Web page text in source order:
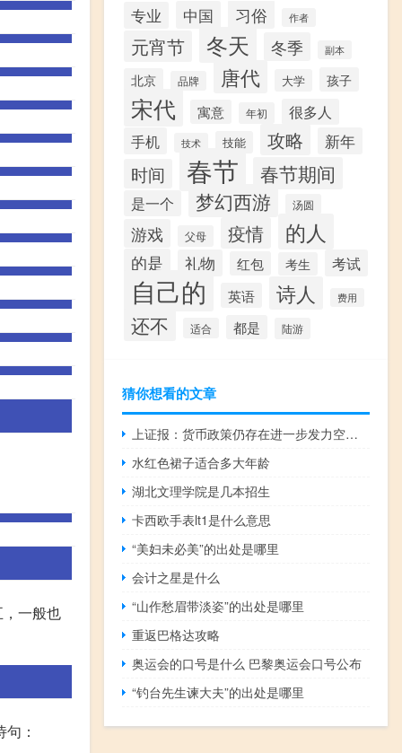
一般也
：
专业 中国 习俗 作者
元宵节 冬天 冬季 副本
北京 品牌 唐代 大学 孩子
宋代 寓意 年初 很多人
手机 技术 技能 攻略 新年
时间 春节 春节期间
是一个 梦幻西游 汤圆
游戏 父母 疫情 的人
的是 礼物 红包 考生 考试
自己的 英语 诗人 费用
还不 适合 都是 陆游
猜你想看的文章
上证报：货币政策仍存在进一步发力空间 财政政策有望发挥更重要作用
水红色裙子适合多大年龄
湖北文理学院是几本招生
卡西欧手表lt1是什么意思
“美妇未必美”的出处是哪里
会计之星是什么
“山作愁眉带淡姿”的出处是哪里
重返巴格达攻略
奥运会的口号是什么 巴黎奥运会口号公布
“钓台先生谏大夫”的出处是哪里